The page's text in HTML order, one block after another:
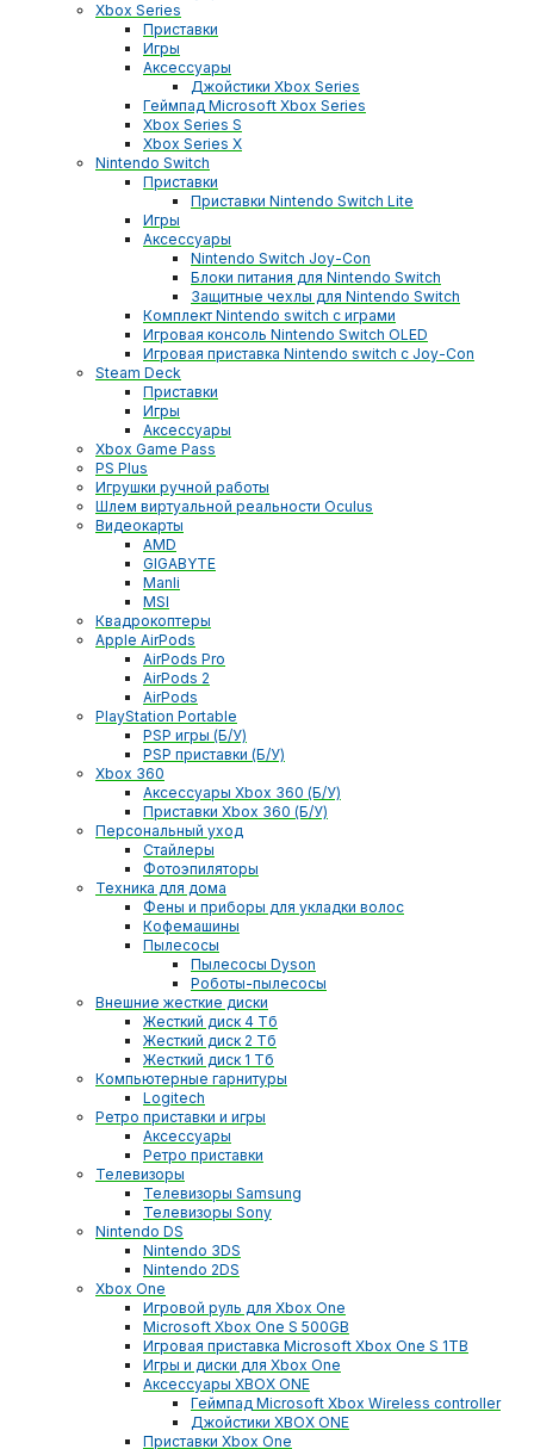
Xbox Series
Приставки
Игры
Аксессуары
Джойстики Xbox Series
Геймпад Microsoft Xbox Series
Xbox Series S
Xbox Series X
Nintendo Switch
Приставки
Приставки Nintendo Switch Lite
Игры
Аксессуары
Nintendo Switch Joy-Con
Блоки питания для Nintendo Switch
Защитные чехлы для Nintendo Switch
Комплект Nintendo switch с играми
Игровая консоль Nintendo Switch OLED
Игровая приставка Nintendo switch с Joy-Con
Steam Deck
Приставки
Игры
Аксессуары
Xbox Game Pass
PS Plus
Игрушки ручной работы
Шлем виртуальной реальности Oculus
Видеокарты
AMD
GIGABYTE
Manli
MSI
Квадрокоптеры
Apple AirPods
AirPods Pro
AirPods 2
AirPods
PlayStation Portable
PSP игры (Б/У)
PSP приставки (Б/У)
Xbox 360
Аксессуары Xbox 360 (Б/У)
Приставки Xbox 360 (Б/У)
Персональный уход
Стайлеры
Фотоэпиляторы
Техника для дома
Фены и приборы для укладки волос
Кофемашины
Пылесосы
Пылесосы Dyson
Роботы-пылесосы
Внешние жесткие диски
Жесткий диск 4 Тб
Жесткий диск 2 Тб
Жесткий диск 1 Тб
Компьютерные гарнитуры
Logitech
Ретро приставки и игры
Аксессуары
Ретро приставки
Телевизоры
Телевизоры Samsung
Телевизоры Sony
Nintendo DS
Nintendo 3DS
Nintendo 2DS
Xbox One
Игровой руль для Xbox One
Microsoft Xbox One S 500GB
Игровая приставка Microsoft Xbox One S 1TB
Игры и диски для Xbox One
Аксессуары XBOX ONE
Геймпад Microsoft Xbox Wireless controller
Джойстики XBOX ONE
Приставки Xbox One